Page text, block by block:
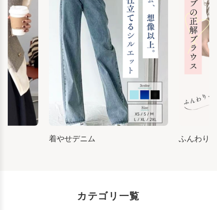
着やせデニム ふんわり
カテゴリ一覧